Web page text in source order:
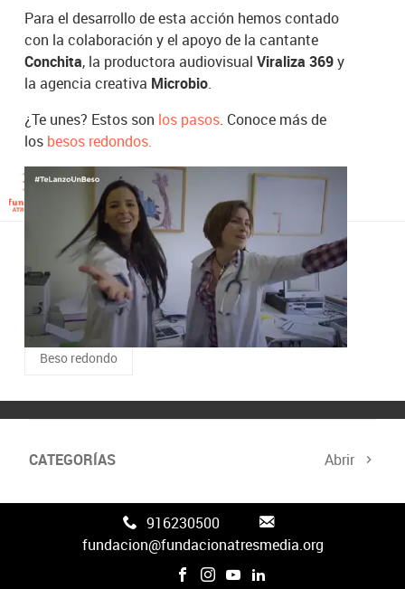
Para el desarrollo de esta acción hemos contado
con la colaboración y el apoyo de la cantante
Conchita, la productora audiovisualViraliza 369y
la agencia creativa Microbio.
¿Te unes? Estos son los pasos. Conoce más de
los besos redondos.
Fundación Atresmedia Madrid | 18/02/2021
TAGS RELACIONADOS
TeLanzoUnBeso Conchita
Beso redondo
CATEGORÍAS Abrir
Canal FAN3
916230500
fundacion@fundacionatresmedia.org